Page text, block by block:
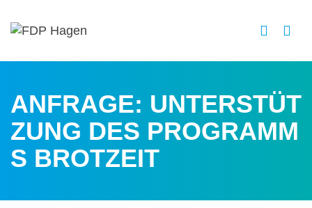
ANFRAGE: UNTERSTÜT
ZUNG DES PROGRAMM
S BROTZEIT